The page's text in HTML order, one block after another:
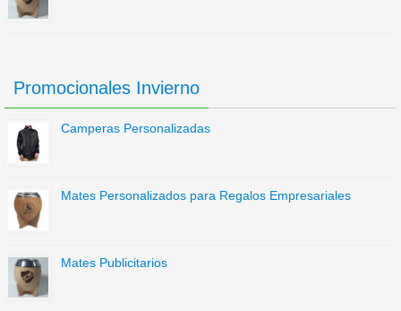
Promocionales Invierno
Camperas Personalizadas
Mates Personalizados para Regalos Empresariales
Mates Publicitarios